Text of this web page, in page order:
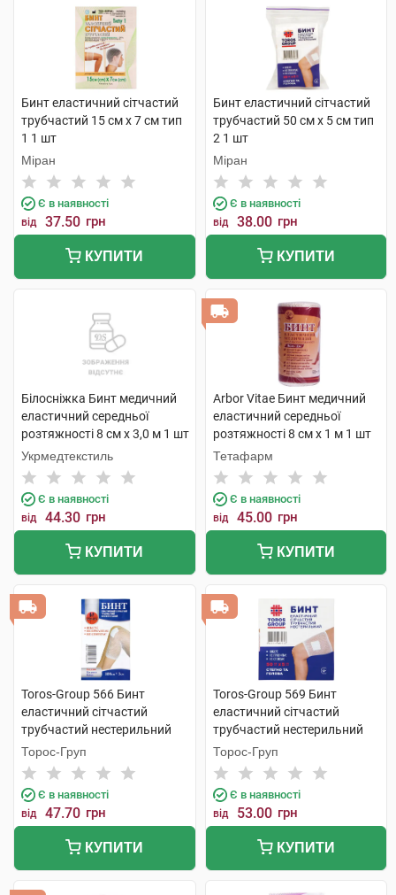
Бинт еластичний сітчастий
трубчастий 15 см х 7 см тип
1 1 шт
Міран
Є в наявності
від 37.50 грн
КУПИТИ
Бинт еластичний сітчастий
трубчастий 50 см х 5 см тип
2 1 шт
Міран
Є в наявності
від 38.00 грн
КУПИТИ
Білосніжка Бинт медичний
еластичний середньої
розтяжності 8 см х 3,0 м 1 шт
Укрмедтекстиль
Є в наявності
від 44.30 грн
КУПИТИ
Arbor Vitae Бинт медичний
еластичний середньої
розтяжності 8 см х 1 м 1 шт
Тетафарм
Є в наявності
від 45.00 грн
КУПИТИ
Toros-Group 566 Бинт
еластичний сітчастий
трубчастий нестерильний
100х3 см коліно 1 шт
Торос-Груп
Є в наявності
від 47.70 грн
КУПИТИ
Toros-Group 569 Бинт
еластичний сітчастий
трубчастий нестерильний
50х5 см стегно та голова 1
шт
Торос-Груп
Є в наявності
від 53.00 грн
КУПИТИ